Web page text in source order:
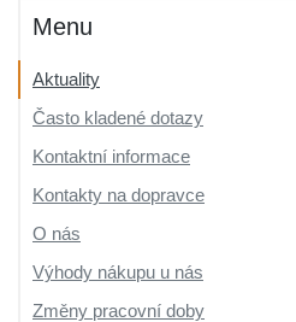
Menu
Aktuality
Často kladené dotazy
Kontaktní informace
Kontakty na dopravce
O nás
Výhody nákupu u nás
Změny pracovní doby